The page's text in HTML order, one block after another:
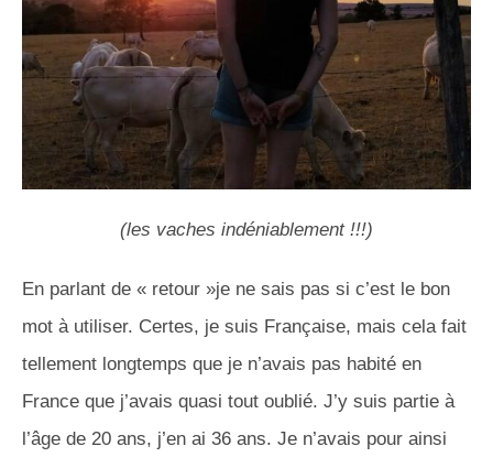
(les vaches indéniablement !!!)
En parlant de « retour »je ne sais pas si c’est le bon
mot à utiliser. Certes, je suis Française, mais cela fait
tellement longtemps que je n’avais pas habité en
France que j’avais quasi tout oublié. J’y suis partie à
l’âge de 20 ans, j’en ai 36 ans. Je n’avais pour ainsi